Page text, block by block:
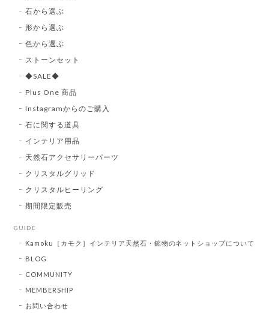
石から選ぶ
形から選ぶ
色から選ぶ
ストーンセット
◆SALE◆
Plus One 商品
Instagramからのご購入
石に関する道具
インテリア用品
天然石アクセサリーパーツ
クリスタルグリッド
クリスタルヒーリング
期間限定販売
GUIDE
Kamoku［カモク］インテリア天然石・鉱物のネットショップについて
BLOG
COMMUNITY
MEMBERSHIP
お問い合わせ